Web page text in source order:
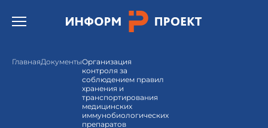
Открыть бургер меню.
ГлавнаяДокументыОрганизация
контроля за
соблюдением правил
хранения и
транспортирования
медицинских
иммунобиологических
препаратов